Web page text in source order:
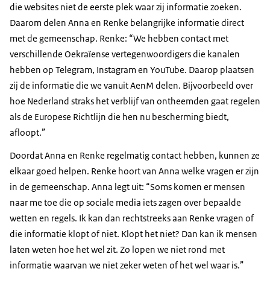
die websites niet de eerste plek waar zij informatie zoeken.
Daarom delen Anna en Renke belangrijke informatie direct
met de gemeenschap. Renke: “We hebben contact met
verschillende Oekraïense vertegenwoordigers die kanalen
hebben op Telegram, Instagram en YouTube. Daarop plaatsen
zij de informatie die we vanuit AenM delen. Bijvoorbeeld over
hoe Nederland straks het verblijf van ontheemden gaat regelen
als de Europese Richtlijn die hen nu bescherming biedt,
afloopt.”
Doordat Anna en Renke regelmatig contact hebben, kunnen ze
elkaar goed helpen. Renke hoort van Anna welke vragen er zijn
in de gemeenschap. Anna legt uit: “Soms komen er mensen
naar me toe die op sociale media iets zagen over bepaalde
wetten en regels. Ik kan dan rechtstreeks aan Renke vragen of
die informatie klopt of niet. Klopt het niet? Dan kan ik mensen
laten weten hoe het wel zit. Zo lopen we niet rond met
informatie waarvan we niet zeker weten of het wel waar is.”